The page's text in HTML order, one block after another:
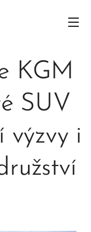
KGM
SUV
výzvy i